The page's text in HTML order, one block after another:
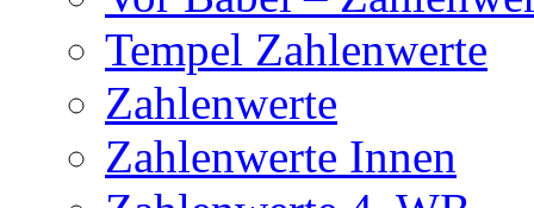
Tempel Zahlenwerte
Zahlenwerte
Zahlenwerte Innen